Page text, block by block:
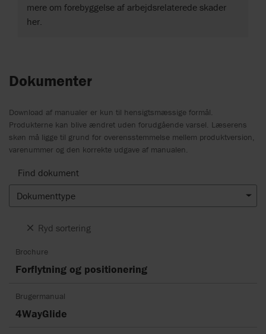
mere om forebyggelse af arbejdsrelaterede skader
her.
Dokumenter
Download af manualer er kun til hensigtsmæssige formål.
Produkterne kan blive ændret uden forudgående varsel. Læserens
skøn må ligge til grund for overensstemmelse mellem produktversion,
varenummer og den korrekte udgave af manualen.
Find dokument
Dokumenttype
Ryd sortering
Brochure
Forflytning og positionering
Brugermanual
4WayGlide